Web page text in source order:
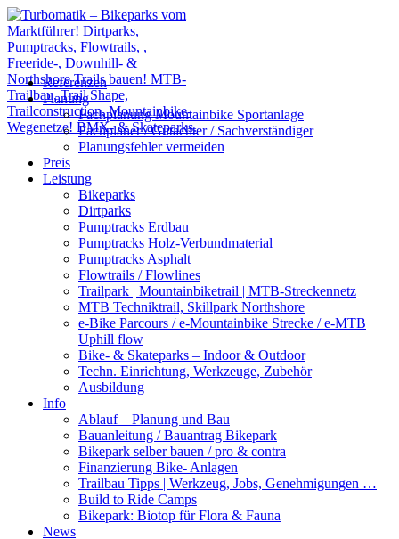
Referenzen
Planung
Fachplanung Mountainbike Sportanlage
Fachplaner / Gutachter / Sachverständiger
Planungsfehler vermeiden
Preis
Leistung
Bikeparks
Dirtparks
Pumptracks Erdbau
Pumptracks Holz-Verbundmaterial
Pumptracks Asphalt
Flowtrails / Flowlines
Trailpark | Mountainbiketrail | MTB-Streckennetz
MTB Techniktrail, Skillpark Northshore
e-Bike Parcours / e-Mountainbike Strecke / e-MTB
Uphill flow
Bike- & Skateparks – Indoor & Outdoor
Techn. Einrichtung, Werkzeuge, Zubehör
Ausbildung
Info
Ablauf – Planung und Bau
Bauanleitung / Bauantrag Bikepark
Bikepark selber bauen / pro & contra
Finanzierung Bike- Anlagen
Trailbau Tipps | Werkzeug, Jobs, Genehmigungen …
Build to Ride Camps
Bikepark: Biotop für Flora & Fauna
News